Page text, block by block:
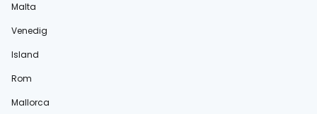
Malta
Venedig
Island
Rom
Mallorca